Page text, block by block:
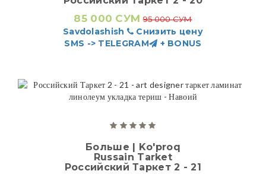
85 000 СУМ 95 000 СУМ
Savdolashish
Снизить цену
SMS -> TELEGRAM
+ BONUS
Больше | Ko'proq
Russain Tarket
Российский Таркет 2 - 21